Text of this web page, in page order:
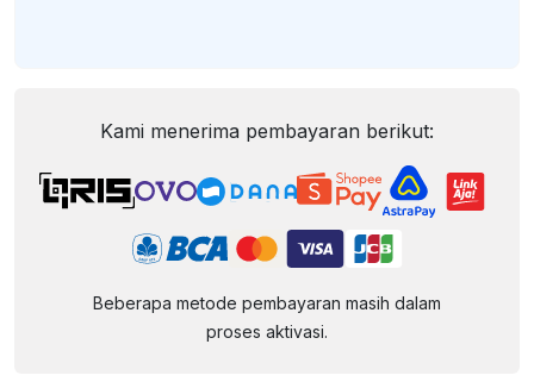
Kami menerima pembayaran berikut:
Beberapa metode pembayaran masih dalam
proses aktivasi.